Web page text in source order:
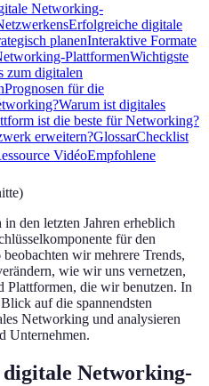
Networking-
Erfolgreiche digitale
planenInteraktive Formate
PlattformenWichtigste
zum digitalen
Prognosen für die
Warum ist digitales
ist die beste für Networking?
erweitern?GlossarChecklist
VidéoEmpfohlene
)
den letzten Jahren erheblich
für den
wir mehrere Trends,
wie wir uns vernetzen,
Plattformen, die wir benutzen. In
auf die spannendsten
Networking und analysieren
Unternehmen.
Networking-